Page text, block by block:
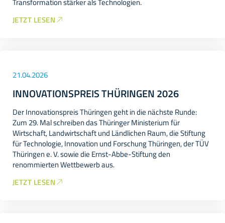
Transformation stärker als Technologien.
JETZT LESEN
21.04.2026
INNOVATIONSPREIS THÜRINGEN 2026
Der Innovationspreis Thüringen geht in die nächste Runde:
Zum 29. Mal schreiben das Thüringer Ministerium für
Wirtschaft, Landwirtschaft und Ländlichen Raum, die Stiftung
für Technologie, Innovation und Forschung Thüringen, der TÜV
Thüringen e. V. sowie die Ernst-Abbe-Stiftung den
renommierten Wettbewerb aus.
JETZT LESEN